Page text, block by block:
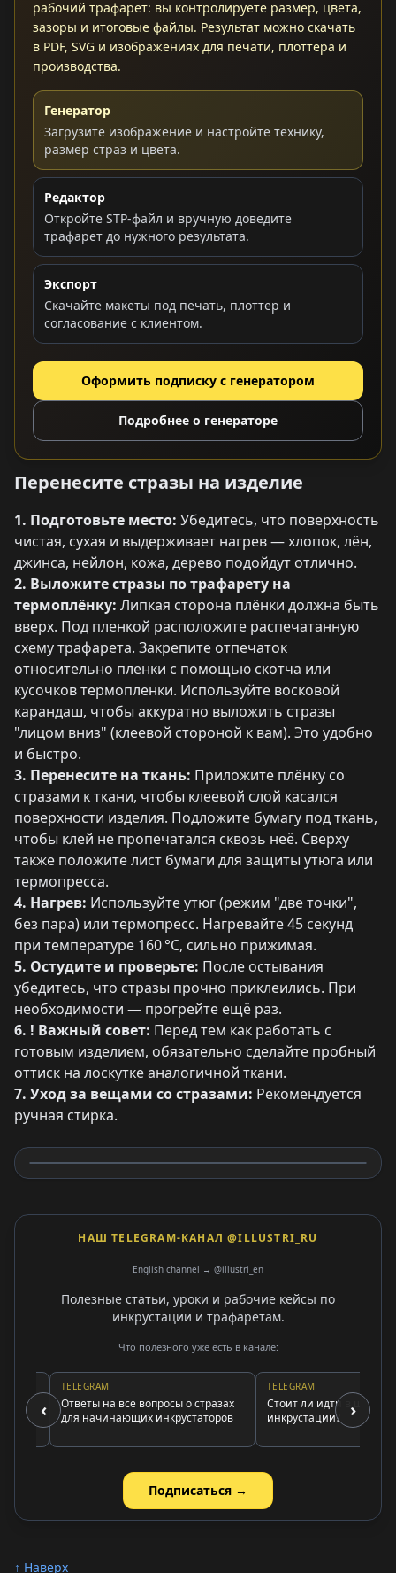
рабочий трафарет: вы контролируете размер, цвета,
зазоры и итоговые файлы. Результат можно скачать
в PDF, SVG и изображениях для печати, плоттера и
производства.
Генератор
Загрузите изображение и настройте технику,
размер страз и цвета.
Редактор
Откройте STP-файл и вручную доведите
трафарет до нужного результата.
Экспорт
Скачайте макеты под печать, плоттер и
согласование с клиентом.
Оформить подписку с генератором
Подробнее о генераторе
Перенесите стразы на изделие
1. Подготовьте место: Убедитесь, что поверхность
чистая, сухая и выдерживает нагрев — хлопок, лён,
джинса, нейлон, кожа, дерево подойдут отлично.
2. Выложите стразы по трафарету на
термоплёнку: Липкая сторона плёнки должна быть
вверх. Под пленкой расположите распечатанную
схему трафарета. Закрепите отпечаток
относительно пленки с помощью скотча или
кусочков термопленки. Используйте восковой
карандаш, чтобы аккуратно выложить стразы
"лицом вниз" (клеевой стороной к вам). Это удобно
и быстро.
3. Перенесите на ткань: Приложите плёнку со
стразами к ткани, чтобы клеевой слой касался
поверхности изделия. Подложите бумагу под ткань,
чтобы клей не пропечатался сквозь неё. Сверху
также положите лист бумаги для защиты утюга или
термопресса.
4. Нагрев: Используйте утюг (режим "две точки",
без пара) или термопресс. Нагревайте 45 секунд
при температуре 160 °C, сильно прижимая.
5. Остудите и проверьте: После остывания
убедитесь, что стразы прочно приклеились. При
необходимости — прогрейте ещё раз.
6. ! Важный совет: Перед тем как работать с
готовым изделием, обязательно сделайте пробный
оттиск на лоскутке аналогичной ткани.
7. Уход за вещами со стразами: Рекомендуется
ручная стирка.
НАШ TELEGRAM-КАНАЛ @ILLUSTRI_RU
English channel → @illustri_en
Полезные статьи, уроки и рабочие кейсы по
инкрустации и трафаретам.
Что полезного уже есть в канале:
‹
TELEGRAM
Ответы на все вопросы о стразах
для начинающих инкрустаторов
TELEGRAM
Стоит ли идти в школу
инкрустации?
›
Подписаться →
↑ Наверх